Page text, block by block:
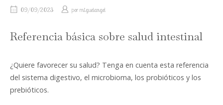
09/09/2023 por miguelangel
Referencia básica sobre salud intestinal
¿Quiere favorecer su salud? Tenga en cuenta esta referencia
del sistema digestivo, el microbioma, los probióticos y los
prebióticos.